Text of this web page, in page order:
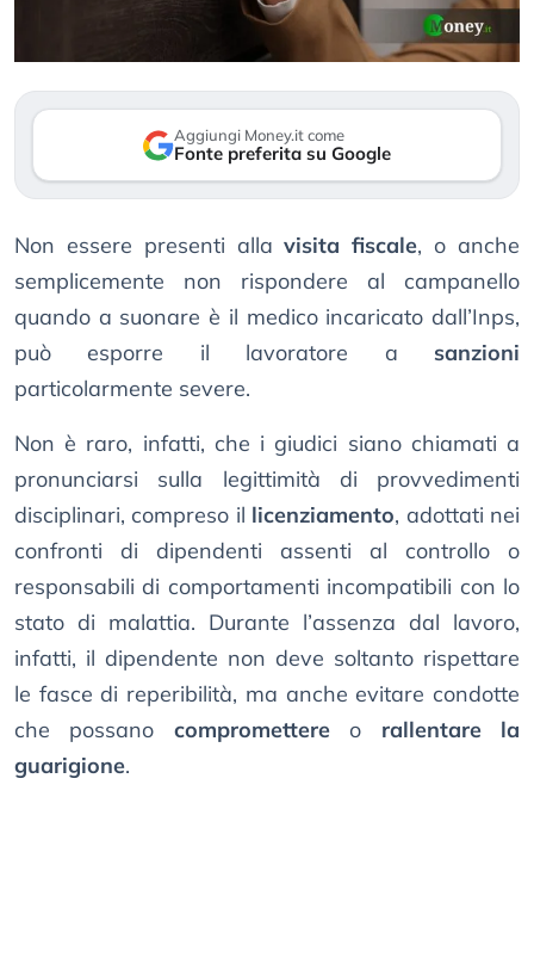
Aggiungi Money.it come
Fonte preferita su Google
Non essere presenti allavisita fiscale, o anche
semplicemente non rispondere al campanello
quando a suonare è il medico incaricato dall’Inps,
può esporre il lavoratore a sanzioni
particolarmente severe.
Non è raro, infatti, che i giudici siano chiamati a
pronunciarsi sulla legittimità di provvedimenti
disciplinari, compreso il licenziamento, adottati nei
confronti di dipendenti assenti al controllo o
responsabili di comportamenti incompatibili con lo
stato di malattia. Durante l’assenza dal lavoro,
infatti, il dipendente non deve soltanto rispettare
le fasce di reperibilità, ma anche evitare condotte
che possano compromettereo rallentare la
guarigione.